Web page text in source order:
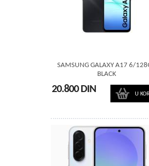
SAMSUNG GALAXY A17 6/
BLACK
20.800 DIN U